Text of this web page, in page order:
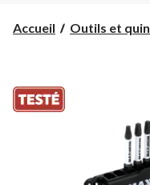
Accueil Outils et